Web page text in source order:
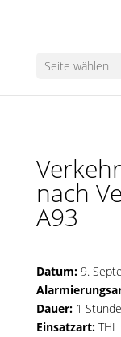
Seite wählen
nach
A93
Datum:9.
Dauer:1
Einsatzart:THL